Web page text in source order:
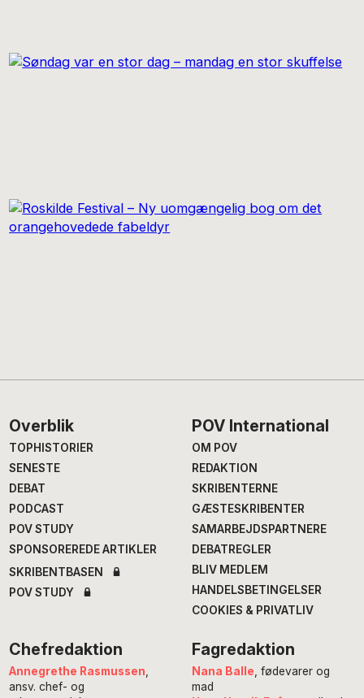
Footer
Overblik
TOPHISTORIER
SENESTE
DEBAT
PODCAST
POV STUDY
SPONSOREREDE ARTIKLER
SKRIBENTBASEN
POV STUDY
POV International
OM POV
REDAKTION
SKRIBENTERNE
GÆSTESKRIBENTER
SAMARBEJDSPARTNERE
DEBATREGLER
BLIV MEDLEM
HANDELSBETINGELSER
COOKIES & PRIVATLIV
Chefredaktion
Annegrethe Rasmussen
ansv. chef- og
Fagredaktion
Nana Balle , fødevarer og
mad